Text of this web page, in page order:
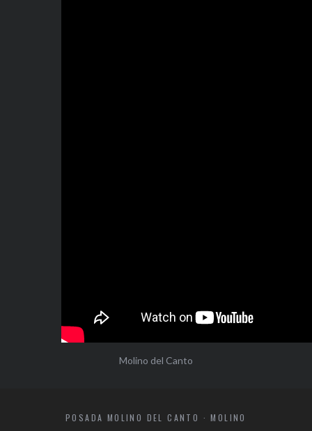
Molino del Canto
POSADA MOLINO DEL CANTO · MOLINO